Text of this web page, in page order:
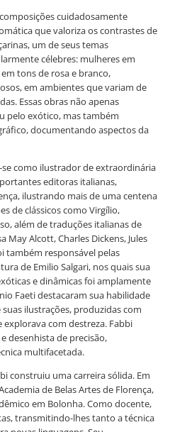
cuidadosamente
que valoriza os contrastes de
um de seus temas
célebres: mulheres em
tons de rosa e branco,
em ambientes que variam de
Essas obras não apenas
pelo exótico, mas também
documentando aspectos da
como ilustrador de extraordinária
editoras italianas,
ilustrando mais de uma centena
de clássicos como Virgílio,
além de traduções italianas de
Alcott, Charles Dickens, Jules
também responsável pelas
de Emilio Salgari, nos quais sua
e dinâmicas foi amplamente
Faeti destacaram sua habilidade
ilustrações, produzidas com
com destreza. Fabbi
desenhista de precisão,
multifacetada.
construiu uma carreira sólida. Em
de Belas Artes de Florença,
em Bolonha. Como docente,
transmitindo-lhes tanto a técnica